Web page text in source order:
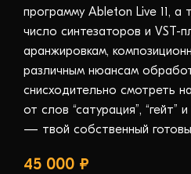
программу Ableton Live 11, а
число синтезаторов и VST-
аранжировкам,
различным нюансам
снисходительно смотреть
от слов “сатурация”,
— твой собственный
45 000 ₽